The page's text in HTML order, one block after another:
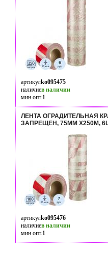
артикулko095475
наличиев наличии
мин опт.1
ЛЕНТА ОГРАДИТЕЛЬНАЯ
ЗАПРЕЩЕН, 75ММ Х250М,
артикулko095476
наличиев наличии
мин опт.1